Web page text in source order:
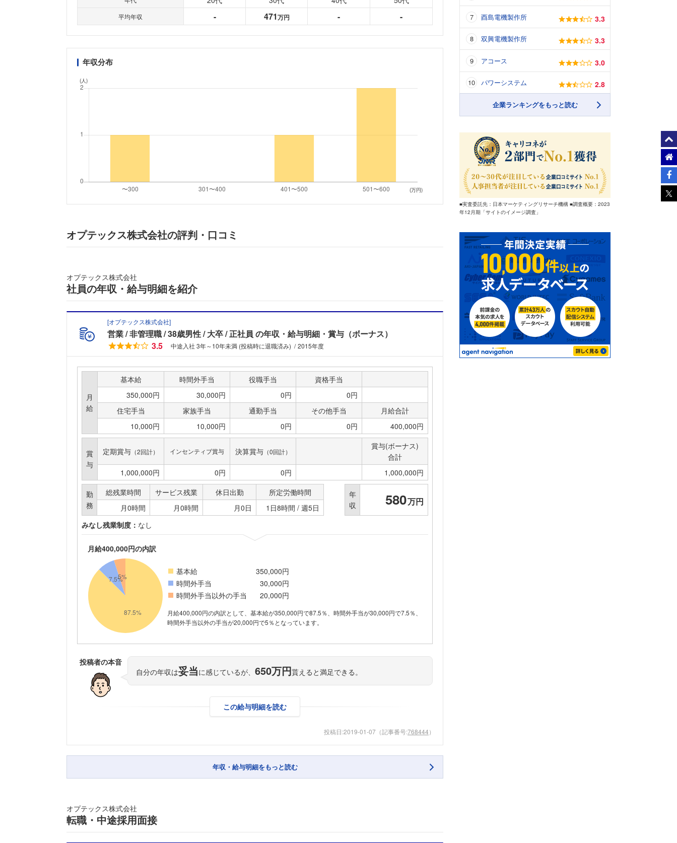
平均年収 - 471万円 - -
年収分布
(人)
(万円)
オプテックス株式会社の評判・口コミ
オプテックス株式会社
社員の年収・給与明細を紹介
[オプテックス株式会社]
営業 非管理職 38歳男性 大卒 正社員 の年収・給与明細・賞与（ボーナス）
3.5
中途入社 3年～10年未満 (投稿時に退職済み) 2015年度
月
給
基本給 時間外手当 役職手当
資格手当
350,000円
30,000円 0円
0円
住宅手当
家族手当 通勤手当 その他手当
月給合計
10,000円
10,000円 0円 0円 400,000円
賞
与
定期賞与 （2回計） インセンティブ賞与 決算賞与（0回計）
賞与(ボーナス)
合計
1,000,000円
0円 0円 1,000,000円
勤
務
総残業時間 サービス残業 休日出勤
所定労働時間
月0時間
月0時間 月0日 1日8時間 / 週5日
年
収
580万円
みなし残業制度： なし
月給400,000円の内訳
基本給
350,000円
時間外手当
30,000円
時間外手当以外の手当
20,000円
月給400,000円の内訳として、基本給が350,000円で87.5％、時間外手当が30,000円で7.5％、
時間外手当以外の手当が20,000円で5％となっています。
投稿者の本音
自分の年収は妥当に感じているが、 650万円貰えると満足できる。
この給与明細を読む
投稿日:2019-01-07 （記事番号:768444）
年収・給与明細をもっと読む
オプテックス株式会社
転職・中途採用面接
酉島電機製作所 3.3
双興電機製作所 3.3
アコース 3.0
パワーシステム 2.8
企業ランキングをもっと読む
■実査委託先：日本マーケティングリサーチ機構 ■調査概要：2023
年12月期「サイトのイメージ調査」